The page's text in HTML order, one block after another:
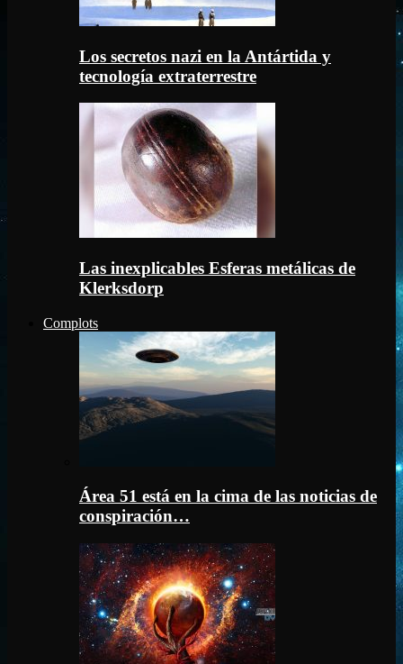
Los secretos nazi en la Antártida y
tecnología extraterrestre
Las inexplicables Esferas metálicas de
Klerksdorp
Complots
Área 51 está en la cima de las noticias de
conspiración…